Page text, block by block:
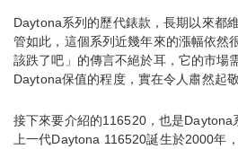
Daytona系列的歷代錶款，長期以來都
管如此，這個系列近幾年來的漲幅依
該跌了吧」的傳言不絕於耳，它的市場
Daytona保值的程度，實在令人肅然起敬
接下來要介紹的116520，也是Daytona
上一代Daytona 116520誕生於2000年